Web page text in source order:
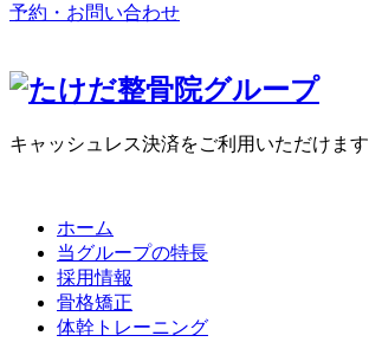
予約・お問い合わせ
キャッシュレス決済をご利用いただけます
ホーム
当グループの特長
採用情報
骨格矯正
体幹トレーニング